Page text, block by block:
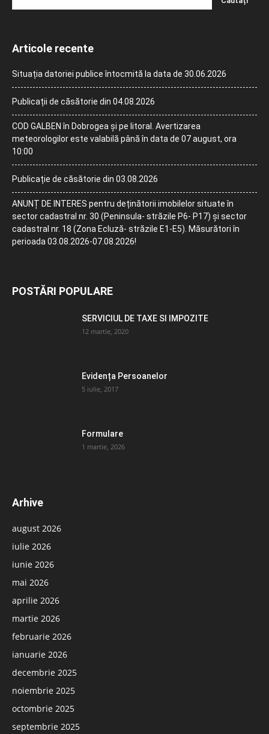
Articole recente
Situația datoriei publice întocmită la data de 30.06.2026
Publicații de căsătorie din 04.08.2026
COD GALBEN în Dobrogea și pe litoral. Avertizarea
meteorologilor este valabilă până în data de 07 august, ora
10:00
Publicație de căsătorie din 03.08.2026
ANUNȚ DE INTERES pentru deținătorii imobilelor situate în
sector cadastral nr. 30 (Peninsula- străzile P6- P17) și sector
cadastral nr. 18 (Zona Ecluză- străzile E1-E5). Măsurători în
perioada 03.08.2026-07.08.2026!
POSTĂRI POPULARE
SERVICIUL DE TAXE SI IMPOZITE
12 martie, 2020
Evidența Persoanelor
5 iulie, 2017
Formulare
1 martie, 2026
Arhive
august 2026
iulie 2026
iunie 2026
mai 2026
aprilie 2026
martie 2026
februarie 2026
ianuarie 2026
decembrie 2025
noiembrie 2025
octombrie 2025
septembrie 2025